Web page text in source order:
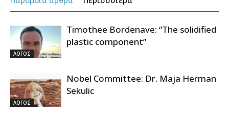
ΛΟΓΟΣ
Timothee Bordenave: “The solidified
plastic component”
ΛΟΓΟΣ
Nobel Committee: Dr. Maja Herman
Sekulic